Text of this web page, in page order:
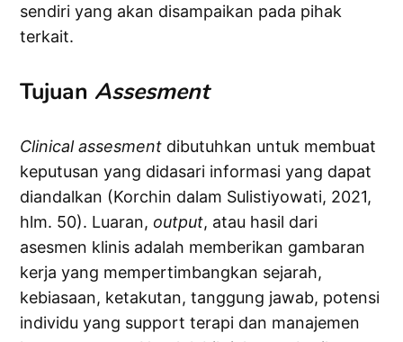
sendiri yang akan disampaikan pada pihak
terkait.
Tujuan Assesment
Clinical assesment dibutuhkan untuk membuat
keputusan yang didasari informasi yang dapat
diandalkan (Korchin dalam Sulistiyowati, 2021,
hlm. 50). Luaran, output, atau hasil dari
asesmen klinis adalah memberikan gambaran
kerja yang mempertimbangkan sejarah,
kebiasaan, ketakutan, tanggung jawab, potensi
individu yang support terapi dan manajemen